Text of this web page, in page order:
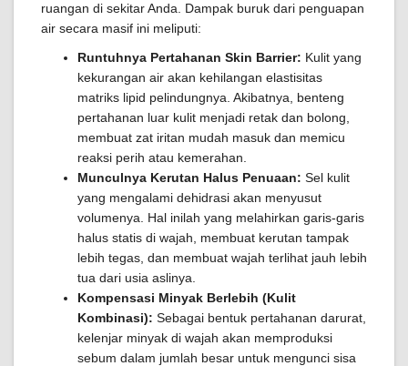
ruangan di sekitar Anda. Dampak buruk dari penguapan
air secara masif ini meliputi:
Runtuhnya Pertahanan Skin Barrier: Kulit yang
kekurangan air akan kehilangan elastisitas
matriks lipid pelindungnya. Akibatnya, benteng
pertahanan luar kulit menjadi retak dan bolong,
membuat zat iritan mudah masuk dan memicu
reaksi perih atau kemerahan.
Munculnya Kerutan Halus Penuaan: Sel kulit
yang mengalami dehidrasi akan menyusut
volumenya. Hal inilah yang melahirkan garis-garis
halus statis di wajah, membuat kerutan tampak
lebih tegas, dan membuat wajah terlihat jauh lebih
tua dari usia aslinya.
Kompensasi Minyak Berlebih (Kulit
Kombinasi): Sebagai bentuk pertahanan darurat,
kelenjar minyak di wajah akan memproduksi
sebum dalam jumlah besar untuk mengunci sisa